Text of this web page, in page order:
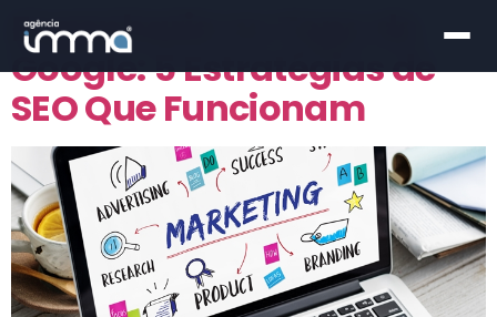
Engenharia no Topo do
Google: 5 Estratégias de
SEO Que Funcionam